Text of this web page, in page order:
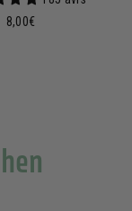
8,00€